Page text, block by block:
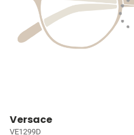
Versace
VE1299D